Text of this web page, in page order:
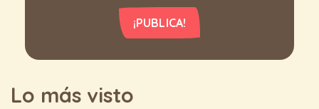
¡PUBLICA!
Lo más visto